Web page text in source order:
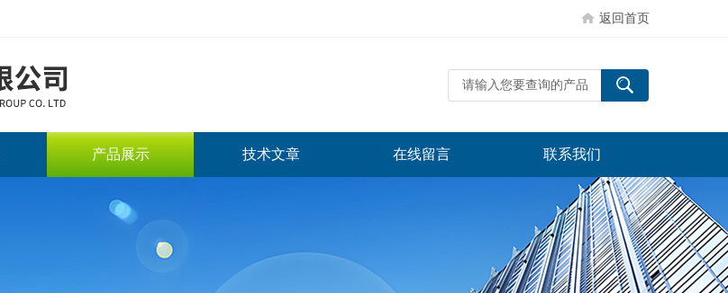
返回首页
产品展示 技术文章 在线留言 联系我们